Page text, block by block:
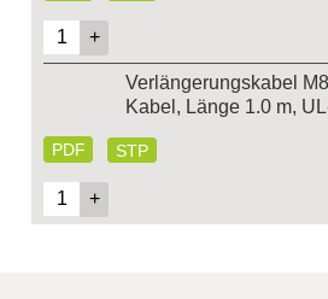
Verlängerungskabel
Kabel, Länge 1.0 m,
PDF STP